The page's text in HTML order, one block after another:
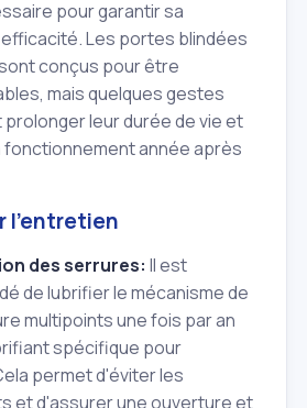
pour garantir sa
Les portes blindées
conçus pour être
mais quelques gestes
leur durée de vie et
année après
l'entretien
des serrures: Il est
de lubrifier le mécanisme de
multipoints une fois par an
spécifique pour
permet d'éviter les
et d'assurer une ouverture et